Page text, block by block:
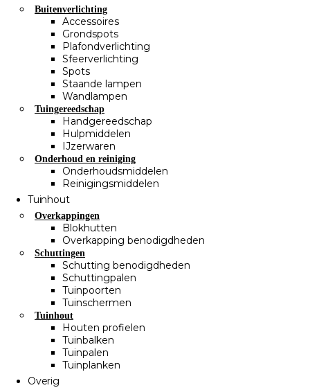
Buitenverlichting
Accessoires
Grondspots
Plafondverlichting
Sfeerverlichting
Spots
Staande lampen
Wandlampen
Tuingereedschap
Handgereedschap
Hulpmiddelen
IJzerwaren
Onderhoud en reiniging
Onderhoudsmiddelen
Reinigingsmiddelen
Tuinhout
Overkappingen
Blokhutten
Overkapping benodigdheden
Schuttingen
Schutting benodigdheden
Schuttingpalen
Tuinpoorten
Tuinschermen
Tuinhout
Houten profielen
Tuinbalken
Tuinpalen
Tuinplanken
Overig